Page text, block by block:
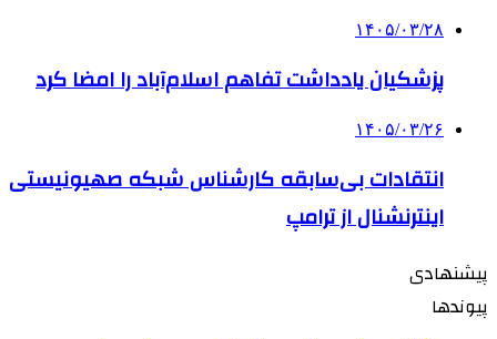
۱۴۰۵/۰۳/۲۸
پزشکیان یادداشت تفاهم اسلام‌آباد را امضا کرد
۱۴۰۵/۰۳/۲۶
انتقادات بی‌سابقه کارشناس شبکه صهیونیستی
اینترنشنال از ترامپ
پیشنهادی
پیوندها